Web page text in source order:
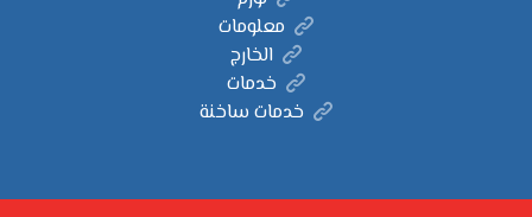
معلومات
الخارج
خدمات
خدمات ساخنة